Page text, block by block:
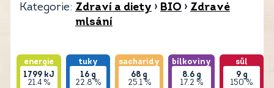
Kategorie: Zdraví a diety › BIO › Zdravé
mlsání
energie
1799 kJ
21.4 %
tuky
16 g
22.8 %
sacharidy
68 g
25.1 %
bílkoviny
8.6 g
17.2 %
sůl
9 g
150 %